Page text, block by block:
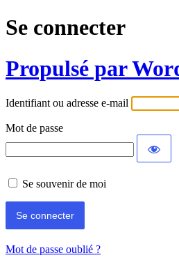
Se connecter
Propulsé par
Identifiant ou adresse e-mail
Mot de passe
Se souvenir de moi
Mot de passe oublié ?